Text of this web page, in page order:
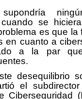
se
es que la
en cuanto a
a la par
desequilibrio
el
Ciberseguridad